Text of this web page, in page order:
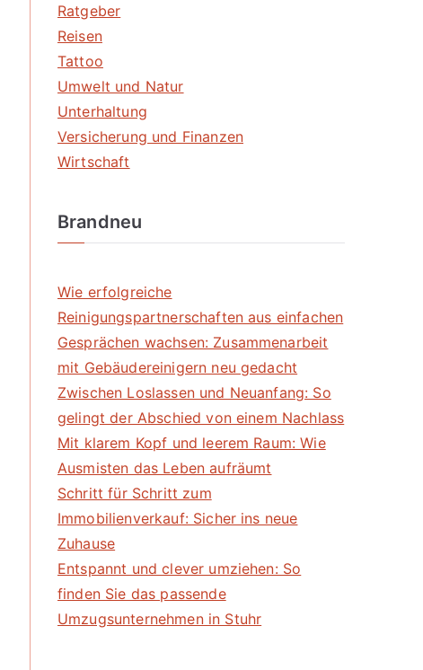
Ratgeber
Reisen
Tattoo
Umwelt und Natur
Unterhaltung
Versicherung und Finanzen
Wirtschaft
Brandneu
Wie erfolgreiche
Reinigungspartnerschaften aus einfachen
Gesprächen wachsen: Zusammenarbeit
mit Gebäudereinigern neu gedacht
Zwischen Loslassen und Neuanfang: So
gelingt der Abschied von einem Nachlass
Mit klarem Kopf und leerem Raum: Wie
Ausmisten das Leben aufräumt
Schritt für Schritt zum
Immobilienverkauf: Sicher ins neue
Zuhause
Entspannt und clever umziehen: So
finden Sie das passende
Umzugsunternehmen in Stuhr